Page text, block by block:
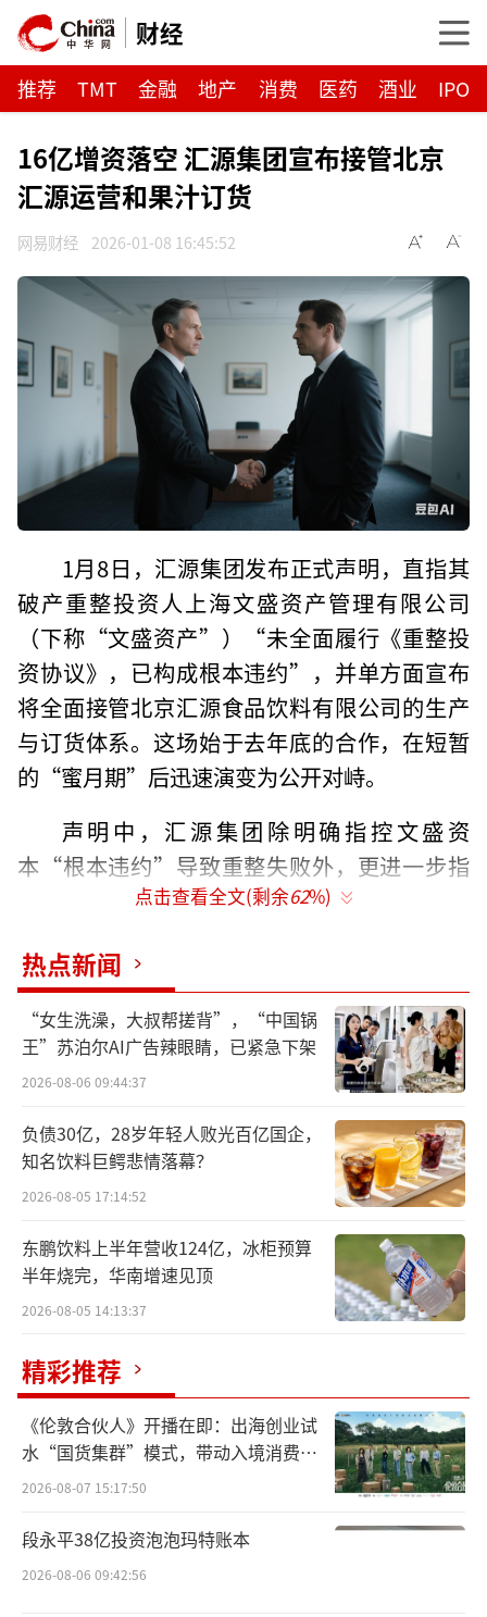
财经
推荐 TMT 金融 地产 消费 医药 酒业 IPO
16亿增资落空 汇源集团宣布接管北京
汇源运营和果汁订货
网易财经 2026-01-08 16:45:52
1月8日，汇源集团发布正式声明，直指其
破产重整投资人上海文盛资产管理有限公司
（下称“文盛资产”）“未全面履行《重整投
资协议》，已构成根本违约”，并单方面宣布
将全面接管北京汇源食品饮料有限公司的生产
与订货体系。这场始于去年底的合作，在短暂
的“蜜月期”后迅速演变为公开对峙。
声明中，汇源集团除明确指控文盛资
本“根本违约”导致重整失败外，更进一步指
责对方“向普通代工厂采购未经监督认定的果
双方矛盾从商业履约层面，直接升级至关乎品
牌信誉与食品安全的核心领域。汇源集团据此
宣布，将全面接管北京汇源的运营与果汁订
货，并要求文盛方面承担赔偿责任，否则将终
此次决裂并非毫无征兆。据了解，北京汇
源重整计划于2022年6月获批，据重整协议约
定，文盛资产作为控股股东，需在三年内增资1
6亿元。然而，文盛资产及其指定主体仅完成首
期7.5亿元出资，后续8.5亿元拒绝支付。同
日常经营管理，导致公司运营持续承压。
值得注意的是，文盛资产的资金困境或是
其违约的深层原因。公开信息显示，文盛资产
指定的出资平台，即诸暨市文盛汇自有资金投
资有限公司，因其母公司上海邕睿陷入股权纠
纷，导致其所持52.47%股权被司法冻结。这一
点击查看全文(剩余62%)
热点新闻
“女生洗澡，大叔帮搓背”，“中国锅
王”苏泊尔AI广告辣眼睛，已紧急下架
2026-08-06 09:44:37
负债30亿，28岁年轻人败光百亿国企，
知名饮料巨鳄悲情落幕？
2026-08-05 17:14:52
东鹏饮料上半年营收124亿，冰柜预算
半年烧完，华南增速见顶
2026-08-05 14:13:37
精彩推荐
《伦敦合伙人》开播在即：出海创业试
水“国货集群”模式，带动入境消费反
向种草
2026-08-07 15:17:50
段永平38亿投资泡泡玛特账本
2026-08-06 09:42:56